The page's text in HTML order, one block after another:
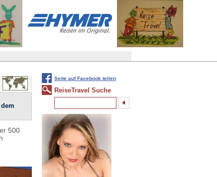
500
Seite auf Facebook teilen
ReiseTravel Suche